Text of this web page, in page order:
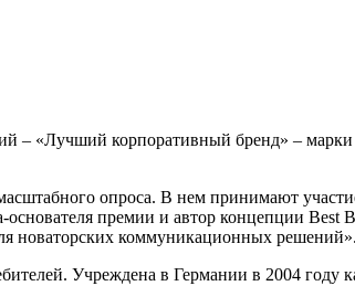
– «Лучший корпоративный бренд» – марки
опроса. В нем принимают
премии и автор концепции Best
новаторских коммуникационных решений».
Учреждена в Германии в 2004 году